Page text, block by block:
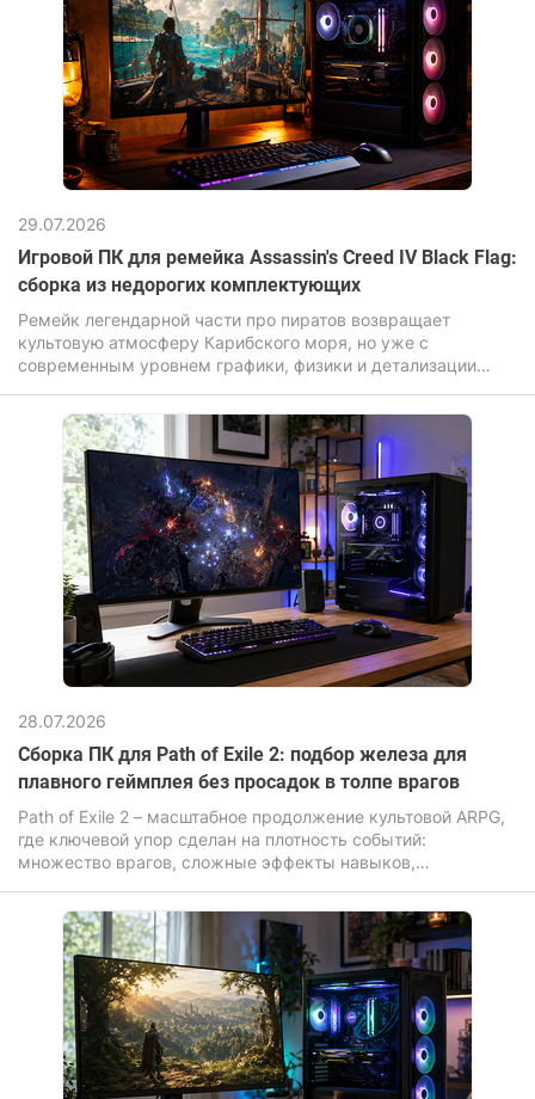
29.07.2026
Игровой ПК для ремейка Assassin's Creed IV Black Flag:
сборка из недорогих комплектующих
Ремейк легендарной части про пиратов возвращает
культовую атмосферу Карибского моря, но уже с
современным уровнем графики, физики и детализации
свободу, то обновленная версия Assassin's Creed Black Flag
Resynced усиливает визуальную составляющую:
переработанные текстуры, улучшенное освещение,
реалистичная вода и более «живой» открытый мир. Игра
перенесена на продвинутый движок Anvil с поддержкой
иллюминирования и трассировки лучей.
28.07.2026
Сборка ПК для Path of Exile 2: подбор железа для
плавного геймплея без просадок в толпе врагов
Path of Exile 2 – масштабное продолжение культовой ARPG,
где ключевой упор сделан на плотность событий:
множество врагов, сложные эффекты навыков,